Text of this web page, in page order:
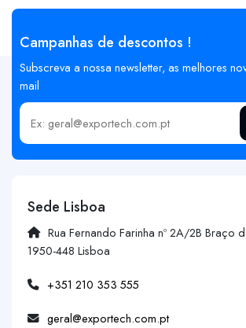
Campanhas de descontos !
Subscreva a nossa newsletter, as melhores
mail
Insira o seu email
Sede Lisboa
Rua Fernando Farinha nº 2A/2B Braço
1950-448 Lisboa
+351 210 353 555
geral@exportech.com.pt